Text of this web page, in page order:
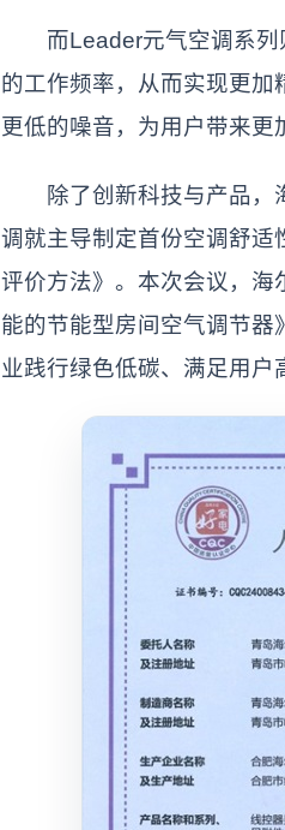
而Leader元气空调系列
的工作频率，从而实现更加
更低的噪音，为用户带来更
除了创新科技与产品，海
调就主导制定首份空调舒适
评价方法》。本次会议，海
能的节能型房间空气调节
业践行绿色低碳、满足用户